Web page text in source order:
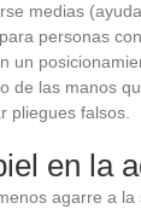
medias
personas
un
de las manos
pliegues falsos.
en la
agarre a la